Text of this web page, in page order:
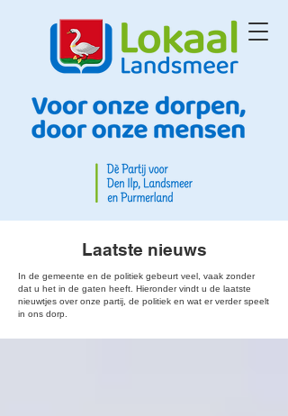
Laatste nieuws
In de gemeente en de politiek gebeurt veel, vaak zonder
dat u het in de gaten heeft. Hieronder vindt u de laatste
nieuwtjes over onze partij, de politiek en wat er verder speelt
in ons dorp.